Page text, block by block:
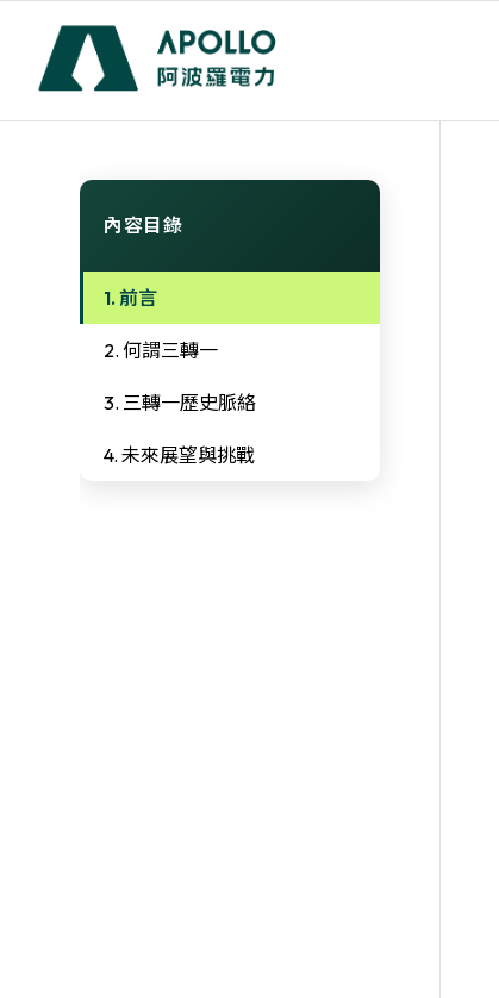
內容目錄
前言
何謂三轉一
三轉一歷史脈絡
未來展望與挑戰